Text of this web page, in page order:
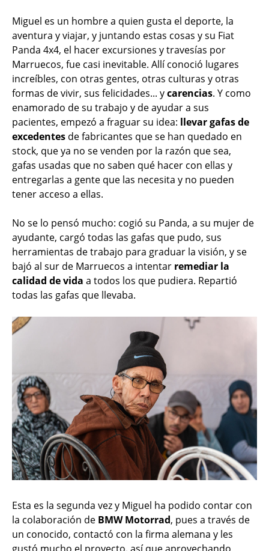
Miguel es un hombre a quien gusta el deporte, la
aventura y viajar, y juntando estas cosas y su Fiat
Panda 4x4, el hacer excursiones y travesías por
Marruecos, fue casi inevitable. Allí conoció lugares
increíbles, con otras gentes, otras culturas y otras
formas de vivir, sus felicidades... ycarencias. Y como
enamorado de su trabajo y de ayudar a sus
pacientes, empezó a fraguar su idea: llevar gafas de
excedentes de fabricantes que se han quedado en
stock, que ya no se venden por la razón que sea,
gafas usadas que no saben qué hacer con ellas y
entregarlas a gente que las necesita y no pueden
tener acceso a ellas.
No se lo pensó mucho: cogió su Panda, a su mujer de
ayudante, cargó todas las gafas que pudo, sus
herramientas de trabajo para graduar la visión, y se
bajó al sur de Marruecos a intentar remediar la
calidad de vida a todos los que pudiera. Repartió
todas las gafas que llevaba.
Esta es la segunda vez y Miguel ha podido contar con
la colaboración de BMW Motorrad, pues a través de
un conocido, contactó con la firma alemana y les